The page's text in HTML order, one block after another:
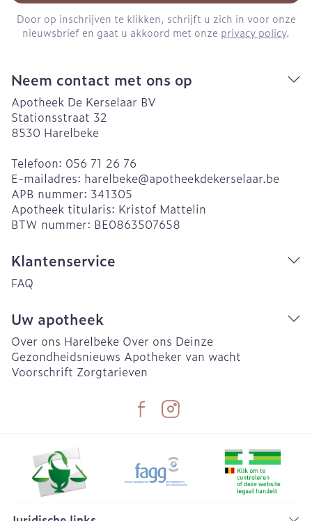
Door op inschrijven te klikken, schrijft u zich in voor onze
nieuwsbrief en gaat u akkoord met onze privacy policy.
Neem contact met ons op
Apotheek De Kerselaar BV
Stationsstraat 32
8530 Harelbeke
Telefoon: 056 71 26 76
E-mailadres: harelbeke@apotheekdekerselaar.be
APB nummer: 341305
Apotheek titularis: Kristof Mattelin
BTW nummer: BE0863507658
Klantenservice
FAQ
Uw apotheek
Over ons Harelbeke Over ons Deinze
Gezondheidsnieuws Apotheker van wacht
Voorschrift Zorgtarieven